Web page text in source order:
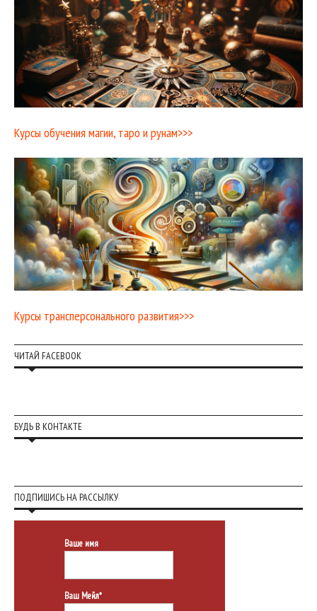
Курсы обучения магии, таро и рунам>>>
Курсы трансперсонального развития>>>
ЧИТАЙ FACEBOOK
БУДЬ В КОНТАКТЕ
ПОДПИШИСЬ НА РАССЫЛКУ
Ваше имя
Ваш Мейл*